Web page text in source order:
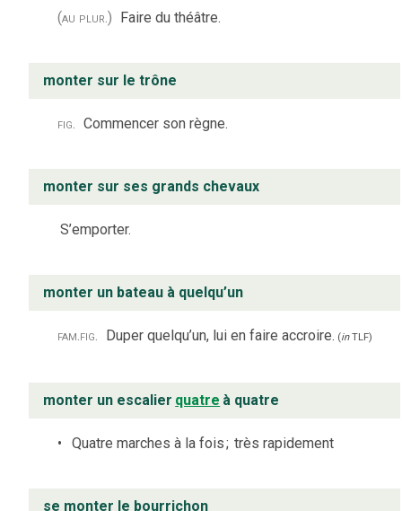
(au plur.) Faire du théâtre.
monter sur le trône
fig. Commencer son règne.
monter sur ses grands chevaux
S’emporter.
monter un bateau à quelqu’un
fam.fig. Duper quelqu’un, lui en faire accroire. (inTLF)
monter un escalier quatre à quatre
Quatre marches à la fois; très rapidement
se monter le bourrichon